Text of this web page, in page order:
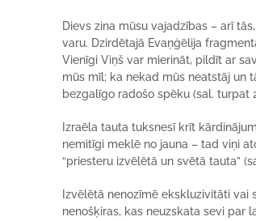
Dievs zina mūsu vajadzības – arī
varu. Dzirdētajā Evaņģēlija
Vienīgi Viņš var mierināt, pildīt ar
mūs mīl; ka nekad mūs neatstāj un
bezgalīgo radošo spēku (sal. turpat
Izraēla tauta tuksnesī krīt
nemitīgi meklē no jauna – tad viņi
“priesteru izvēlētā un svētā tauta”
Izvēlētā nenozīmē ekskluzivitāti vai
nenošķiras, kas neuzskata sevi par